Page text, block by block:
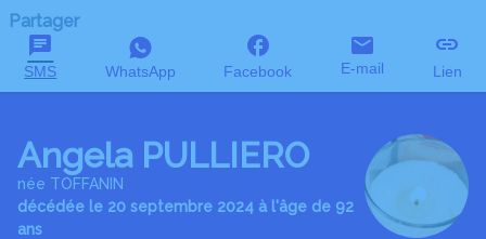
Partager
SMS WhatsApp Facebook E-mail Lien
Angela PULLIERO
née TOFFANIN
décédée le 20 septembre 2024 à l'âge de 92
ans